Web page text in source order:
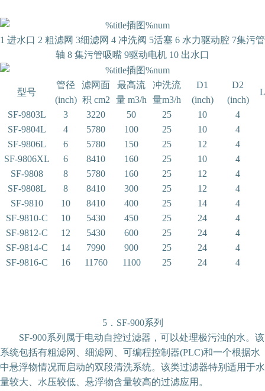
1 进水口 2 粗滤网 3细滤网 4 冲洗阀 5活塞 6 水力驱动腔 7集污管
轴 8 集污管吸嘴 9驱动电机 10 出水口
型号
管径
(inch)
滤网面
积 cm2
最高流
量 m3/h
冲洗流
量m3/h
D1
(inch)
D2
(inch)
SF-9803L 3 3220 50 25 10
4
SF-9804L
4 5780 100 25 10
4
SF-9806L
6 5780 150 25 12
4
SF-9806XL
6 8410 160 25 10
4
SF-9808
8 5780 160 25 12
4
SF-9808L
8 8410 300 25 12
4
SF-9810
10 8410 400 25 14
4
SF-9810-C
10 5430 450 25 24
4
SF-9812-C
12 5430 600 25 24
4
SF-9814-C
14 7990 900 25 24
4
SF-9816-C
16 11760 1100 25 24 4
5．SF-900系列
SF-900系列属于电动自控过滤器，可以处理极污浊的水。该
系统包括有粗滤网、细滤网、可编程控制器(PLC)和一个根据水
中悬浮物情况而启动的双段清洗系统。该类过滤器特别适用于水
量较大、水压较低、悬浮物含量较高的过滤应用。